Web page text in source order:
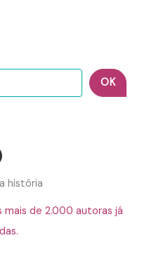
OK
história
de 2.000 autoras já